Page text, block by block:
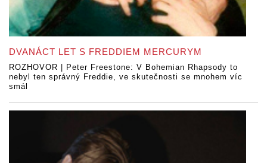
DVANÁCT LET S FREDDIEM MERCURYM
ROZHOVOR | Peter Freestone: V Bohemian Rhapsody to
nebyl ten správný Freddie, ve skutečnosti se mnohem víc
smál